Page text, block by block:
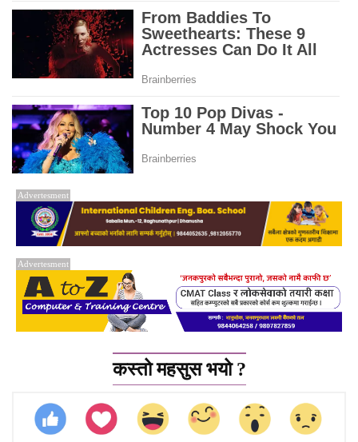
Advertesment
Advertesment
कस्तो महसुस भयो ?